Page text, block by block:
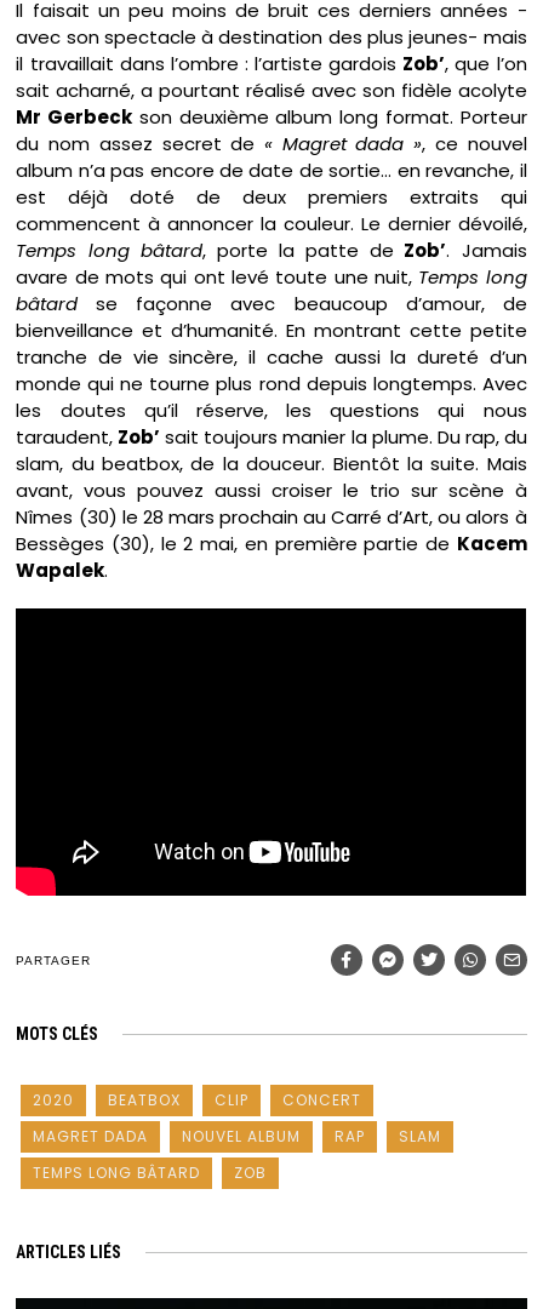
Il faisait un peu moins de bruit ces derniers années -
avec son spectacle à destination des plus jeunes- mais
il travaillait dans l’ombre : l’artiste gardois Zob’, que l’on
sait acharné, a pourtant réalisé avec son fidèle acolyte
Mr Gerbeck son deuxième album long format. Porteur
du nom assez secret de « Magret dada », ce nouvel
album n’a pas encore de date de sortie… en revanche, il
est déjà doté de deux premiers extraits qui
commencent à annoncer la couleur. Le dernier dévoilé,
Temps long bâtard, porte la patte de Zob’. Jamais
avare de mots qui ont levé toute une nuit, Temps long
bâtardse façonne avec beaucoup d’amour, de
bienveillance et d’humanité. En montrant cette petite
tranche de vie sincère, il cache aussi la dureté d’un
monde qui ne tourne plus rond depuis longtemps. Avec
les doutes qu’il réserve, les questions qui nous
taraudent, Zob’ sait toujours manier la plume. Du rap, du
slam, du beatbox, de la douceur. Bientôt la suite. Mais
avant, vous pouvez aussi croiser le trio sur scène à
Nîmes (30) le 28 mars prochain au Carré d’Art, ou alors à
Bessèges (30), le 2 mai, en première partie de Kacem
Wapalek.
PARTAGER
MOTS CLÉS
2020 BEATBOX CLIP
CONCERT
MAGRET DADA
NOUVEL ALBUM RAP
SLAM
TEMPS LONG BÂTARD
ZOB
ARTICLES LIÉS